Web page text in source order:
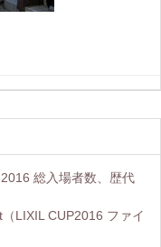
総入場者数、歴代
LIXIL CUP2016 ファイ